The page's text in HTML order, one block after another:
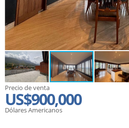
Precio de venta
US$900,000
Dólares Americanos